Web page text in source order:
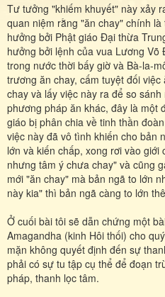
Tư tưởng "khiếm khuyết" này xảy
quan niệm rằng "ăn chay" chính
hưởng bởi Phật giáo Đại thừa
hưởng bởi lệnh của vua Lương
trong nước thời bấy giờ và Bà-la-
trương ăn chay, cấm tuyệt đối
chay và lấy việc này ra để so
phương pháp ăn khác, đây là một
giáo bị phân chia về tinh thần
việc này đã vô tình khiến cho bản
lớn và kiến chấp, xong rơi vào
nhưng tâm ý chưa chay" và cũng
mới "ăn chay" mà bản ngã to lớn
này kia" thì bản ngã càng to lớn
Ở cuối bài tôi sẽ dẫn chứng một
Amagandha (kinh Hôi thối) cho
mặn không quyết định đến sự
phải có sự tu tập cụ thể để đoạn
pháp, thanh lọc tâm.